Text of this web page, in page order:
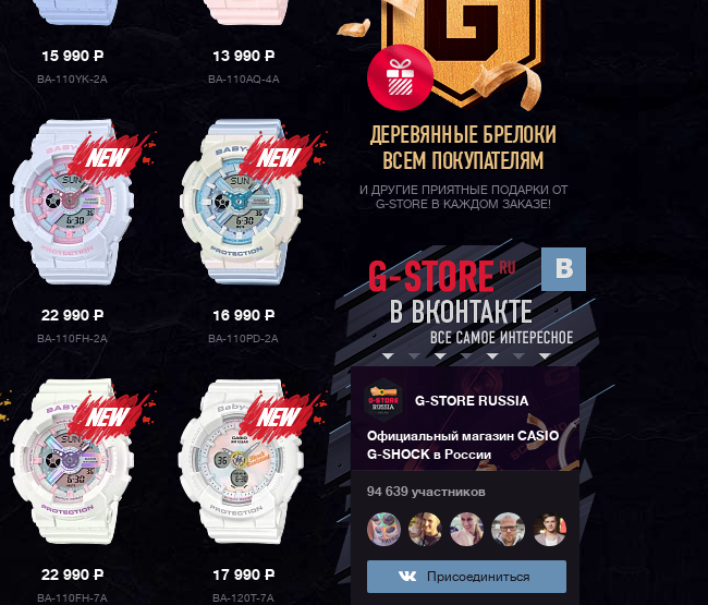
15 990P
BA-110YK-2A
13 990P
BA-110AQ-4A
22 990P
BA-110FH-2A
16 990P
BA-110PD-2A
22 990P
BA-110FH-7A
17 990P
BA-120T-7A
ДЕРЕВЯННЫЕ БРЕЛОКИ
ВСЕМ ПОКУПАТЕЛЯМ
И ДРУГИЕ ПРИЯТНЫЕ ПОДАРКИ ОТ
G-STORE В КАЖДОМ ЗАКАЗЕ!
G-STORE RUSSIA
Официальный магазин CASIO
G-SHOCK в России
94 639 участников
Присоединиться